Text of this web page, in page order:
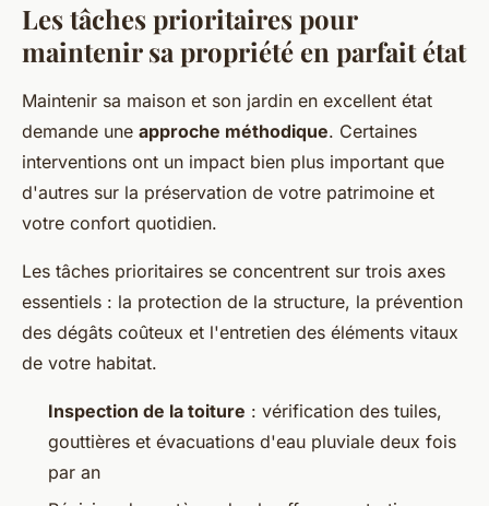
Les tâches prioritaires pour
maintenir sa propriété en parfait état
Maintenir sa maison et son jardin en excellent état
demande une approche méthodique. Certaines
interventions ont un impact bien plus important que
d'autres sur la préservation de votre patrimoine et
votre confort quotidien.
Les tâches prioritaires se concentrent sur trois axes
essentiels : la protection de la structure, la prévention
des dégâts coûteux et l'entretien des éléments vitaux
de votre habitat.
Inspection de la toiture : vérification des tuiles,
gouttières et évacuations d'eau pluviale deux fois
par an